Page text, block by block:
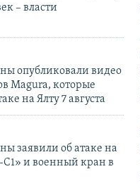
– власти
опубликовали видео
Magura, которые
на Ялту 7 августа
заявили об атаке на
и военный кран в